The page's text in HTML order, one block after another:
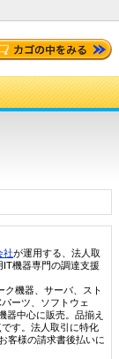
社が運用する、法人取
IT機器専門の調達支援
ク機器、サーバ、スト
ーツ、ソフトウェ
器中心に販売。品揃え
す。法人取引に特化
客様の請求書後払いに